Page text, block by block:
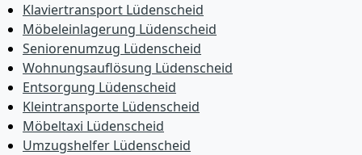
Klaviertransport Lüdenscheid
Möbeleinlagerung Lüdenscheid
Seniorenumzug Lüdenscheid
Wohnungsauflösung Lüdenscheid
Entsorgung Lüdenscheid
Kleintransporte Lüdenscheid
Möbeltaxi Lüdenscheid
Umzugshelfer Lüdenscheid